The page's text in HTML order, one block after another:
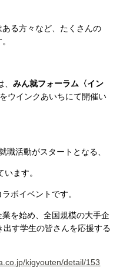
る方々など、たくさんの
、みん就フォーラム〈イン
をウインクあいちにて開催い
職活動がスタートとなる、
ます。
ボイベントです。
を始め、全国規模の大手企
す学生の皆さんを応援する
kigyouten/detail/153